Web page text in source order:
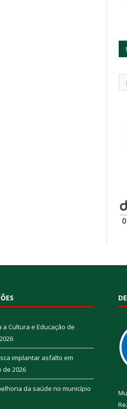
Cultura e Educação de
implantar asfalto em
de 2026
da saúde no município